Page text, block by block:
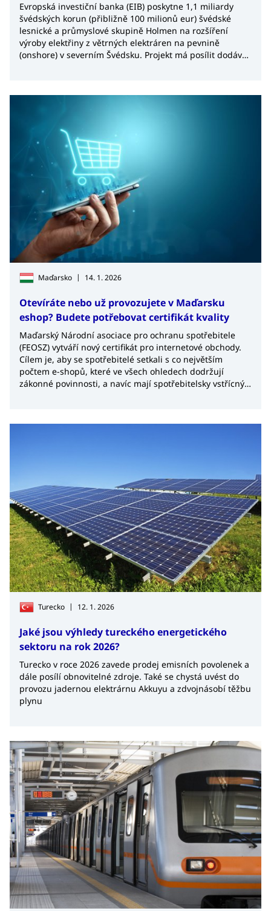
Evropská investiční banka (EIB) poskytne 1,1 miliardy
švédských korun (přibližně 100 milionů eur) švédské
lesnické a průmyslové skupině Holmen na rozšíření
výroby elektřiny z větrných elektráren na pevnině
(onshore) v severním Švédsku. Projekt má posílit dodávky
Maďarsko | 14. 1. 2026
Otevíráte nebo už provozujete v Maďarsku
eshop? Budete potřebovat certifikát kvality
Maďarský Národní asociace pro ochranu spotřebitele
(FEOSZ) vytváří nový certifikát pro internetové obchody.
Cílem je, aby se spotřebitelé setkali s co největším
počtem e-shopů, které ve všech ohledech dodržují
zákonné povinnosti, a navíc mají spotřebitelsky vstřícný
Turecko | 12. 1. 2026
Jaké jsou výhledy tureckého energetického
sektoru na rok 2026?
Turecko v roce 2026 zavede prodej emisních povolenek a
dále posílí obnovitelné zdroje. Také se chystá uvést do
provozu jadernou elektrárnu Akkuyu a zdvojnásobí těžbu
plynu